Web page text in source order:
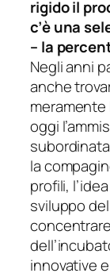
rigido il
c’è una
– la
Negli anni
anche
oggi
la
profili,
sviluppo
innovative